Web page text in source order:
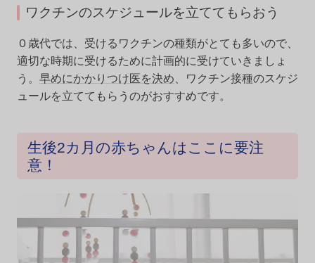
ワクチンのスケジュールを立ててもらおう
０歳代では、受けるワクチンの種類がとても多いので、
適切な時期に受けるために計画的に受けていきましょ
う。 早めにかかりつけ医を決め 、ワクチン接種のスケジ
ュールを立ててもらうのがおすすめです。
生後2カ月の赤ちゃんはここに要注
意！